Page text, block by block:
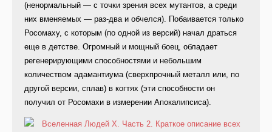
(ненормальный — с точки зрения всех мутантов, а среди
них вменяемых — раз-два и обчелся). Побаивается только
Росомаху, с которым (по одной из версий) начал драться
еще в детстве. Огромный и мощный боец, обладает
регенерирующими способностями и небольшим
количеством адамантиума (сверхпрочный металл или, по
другой версии, сплав) в когтях (эти способности он
получил от Росомахи в измерении Апокалипсиса).